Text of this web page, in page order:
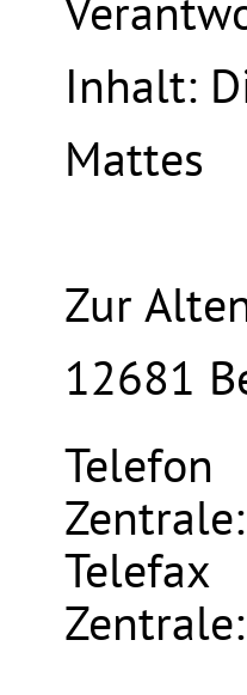
Inhalt:
Mattes
Zur
12681
Telefon
Zentrale:
Telefax
Zentrale: